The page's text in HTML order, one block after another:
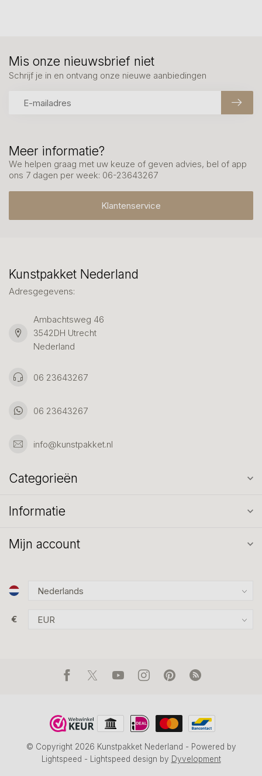
Meer informatie?
We helpen graag met uw keuze of geven advies, bel of app
ons 7 dagen per week: 06-23643267
Klantenservice
Mis onze nieuwsbrief niet
Schrijf je in en ontvang onze nieuwe aanbiedingen
Kunstpakket Nederland
Adresgegevens:
Ambachtsweg 46
3542DH Utrecht
Nederland
06 23643267
06 23643267
info@kunstpakket.nl
Categorieën
Informatie
Mijn account
€
© Copyright 2026 Kunstpakket Nederland - Powered by
Lightspeed - Lightspeed design by Dyvelopment